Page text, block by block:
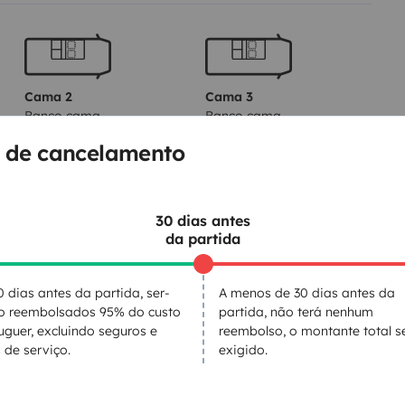
de cancelamento
dias antes da partida, ser-
reembolsados 95% do custo
excluindo seguros e
de serviço.
30 dias antes
da partida
A menos de 30 dias antes da
partida, não terá nenhum
reembolso, o montante total
exigido.
pas à me contacter pour
Cama 2
Banco cama
Cama 3
Banco cama